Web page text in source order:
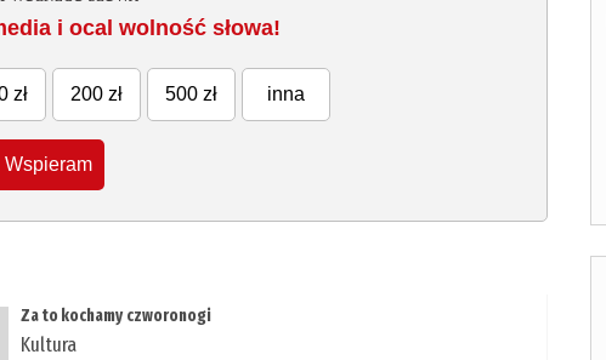
i ocal wolność słowa!
zł 200 zł 500 zł inna
Wspieram
Za to kochamy czworonogi
Kultura